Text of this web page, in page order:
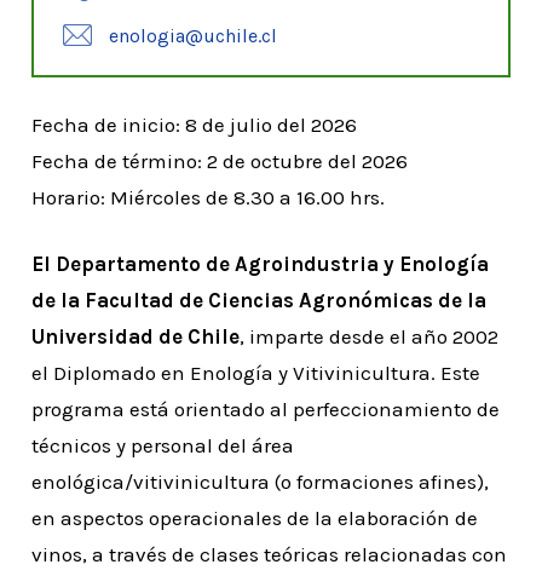
enologia@uchile.cl
Fecha de inicio: 8 de julio del 2026
Fecha de término: 2 de octubre del 2026
Horario: Miércoles de 8.30 a 16.00 hrs.
El Departamento de Agroindustria y Enología
de la Facultad de Ciencias Agronómicas de la
Universidad de Chile, imparte desde el año 2002
el Diplomado en Enología y Vitivinicultura. Este
programa está orientado al perfeccionamiento de
técnicos y personal del área
enológica/vitivinicultura (o formaciones afines),
en aspectos operacionales de la elaboración de
vinos, a través de clases teóricas relacionadas con